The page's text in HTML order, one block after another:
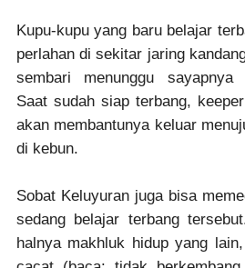
Kupu-kupu yang baru belajar
perlahan di sekitar jaring
sembari menunggu sayapnya
Saat sudah siap terbang,
akan membantunya keluar
di kebun.
Sobat Keluyuran juga bisa
sedang belajar terbang
halnya makhluk hidup yang